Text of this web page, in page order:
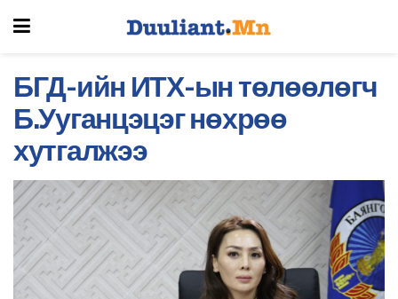
БГД-ийн ИТХ-ын төлөөлөгч
Б.Ууганцэцэг нөхрөө
хутгалжээ